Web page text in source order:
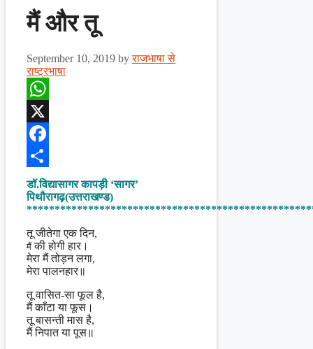
मैं और तू
September 10, 2019 byराजभाषा से
राष्ट्रभाषा
WhatsApp
X
Facebook
Share
डॉ.विद्यासागर कापड़ी ‘सागर’
पिथौरागढ़(उत्तराखण्ड)
तू जीतेगा एक दिन,
मैंकी होगी हार।
मेरा मैं तोड़न लगा,
मेरा पालनहार॥
तू वासित-सा फूल है,
मैं काँटा या फूस।
तू बासन्ती मास है,
मैं निपात या पूस॥